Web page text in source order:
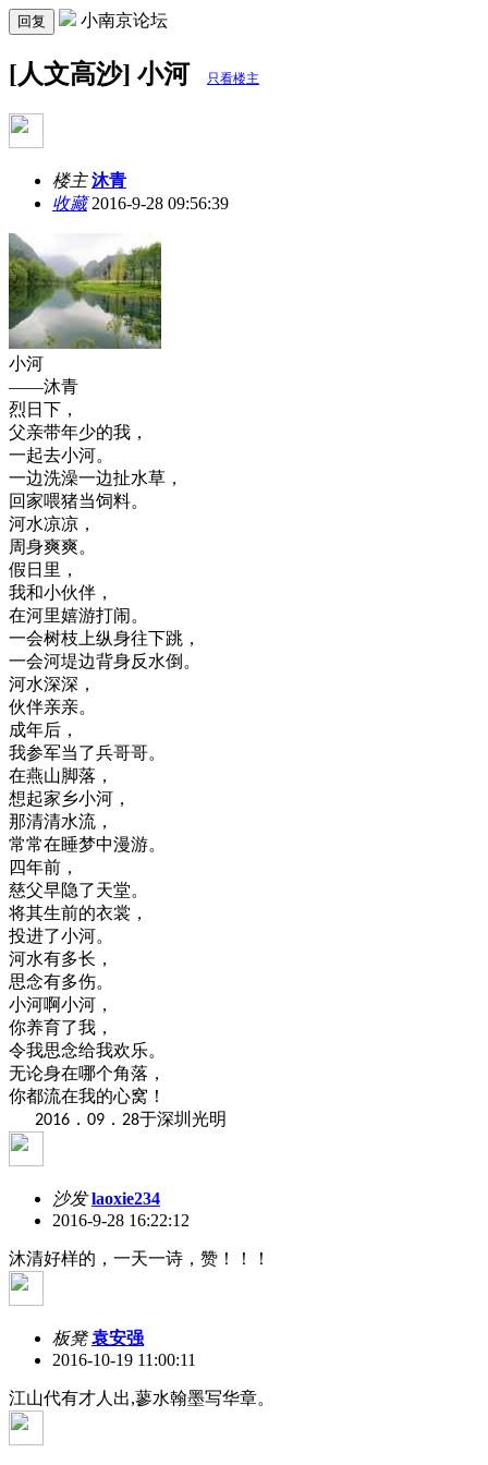
回复 小南京论坛
[人文高沙] 小河 只看楼主
楼主 沐青
收藏2016-9-28 09:56:39
小河
——沐青
烈日下，
父亲带年少的我，
一起去小河。
一边洗澡一边扯水草，
回家喂猪当饲料。
河水凉凉，
周身爽爽。
假日里，
我和小伙伴，
在河里嬉游打闹。
一会树枝上纵身往下跳，
一会河堤边背身反水倒。
河水深深，
伙伴亲亲。
成年后，
我参军当了兵哥哥。
在燕山脚落，
想起家乡小河，
那清清水流，
常常在睡梦中漫游。
四年前，
慈父早隐了天堂。
将其生前的衣裳，
投进了小河。
河水有多长，
思念有多伤。
小河啊小河，
你养育了我，
令我思念给我欢乐。
无论身在哪个角落，
你都流在我的心窝！
2016 ． 09 ． 28于深圳光明
沙发 laoxie234
2016-9-28 16:22:12
沐清好样的，一天一诗，赞！！！
板凳 袁安强
2016-10-19 11:00:11
江山代有才人出,蓼水翰墨写华章。